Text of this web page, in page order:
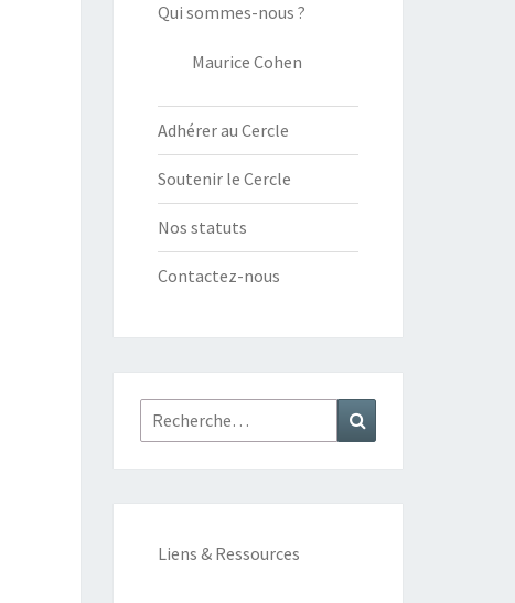
Qui sommes-nous ?
Maurice Cohen
Adhérer au Cercle
Soutenir le Cercle
Nos statuts
Contactez-nous
Rechercher :
Liens & Ressources